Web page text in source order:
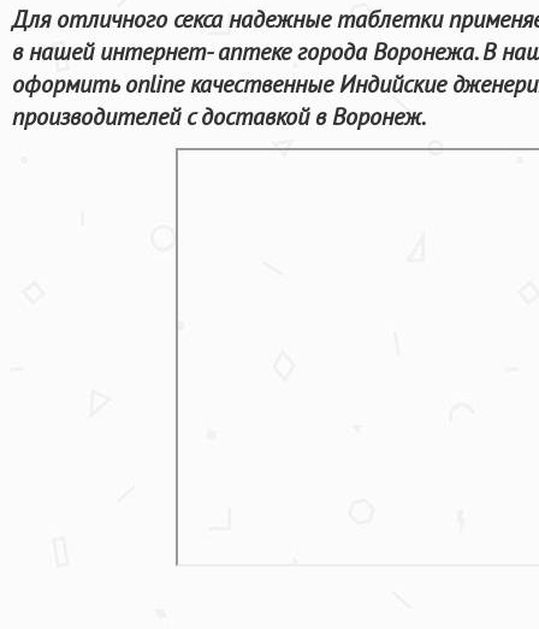
Для отличного секса надежные таблетки
в нашей интернет- аптеке города Воронежа. В
оформить online качественные Индийские
производителей с доставкой в Воронеж.